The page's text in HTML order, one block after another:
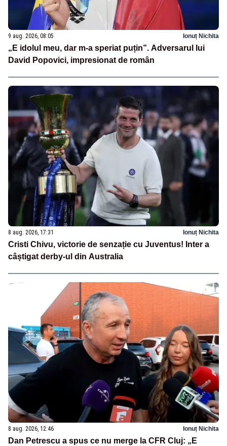
9 aug. 2026, 08:05 Ionuț Nichita
„E idolul meu, dar m-a speriat puțin”. Adversarul lui
David Popovici, impresionat de român
8 aug. 2026, 17:31 Ionuț Nichita
Cristi Chivu, victorie de senzație cu Juventus! Inter a
câștigat derby-ul din Australia
8 aug. 2026, 12:46 Ionuț Nichita
Dan Petrescu a spus ce nu merge la CFR Cluj: „E